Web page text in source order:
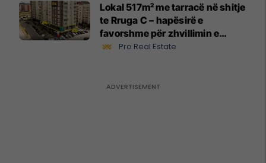
Lokal 517m² me tarracë në shitje
te Rruga C – hapësirë e
favorshme për zhvillimin e
biznesit #15796
Pro Real Estate